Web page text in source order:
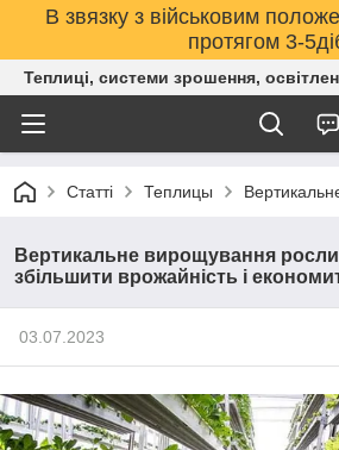
В звязку з військовим
протягом 3-
Теплиці, системи зрошення,
Статті Теплицы
Вертикальне вирощування
збільшити врожайність і
03.07.2023